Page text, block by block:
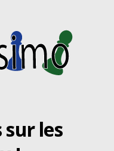
sur les